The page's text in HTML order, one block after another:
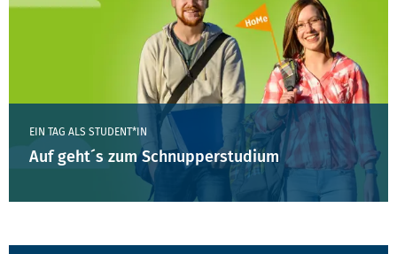
EIN TAG ALS STUDENT*IN
Auf geht´s zum Schnupperstudium